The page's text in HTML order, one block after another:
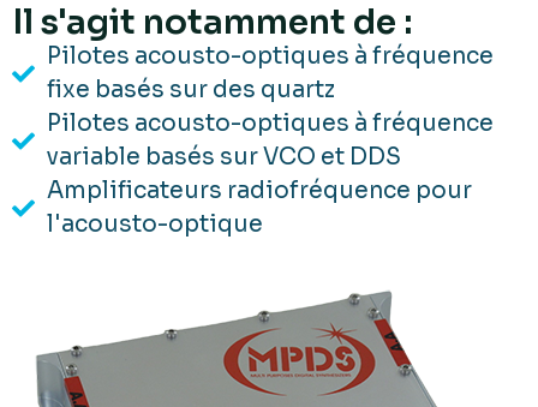
Il s'agit notamment de :
Pilotes acousto-optiques à fréquence
fixe basés sur des quartz
Pilotes acousto-optiques à fréquence
variable basés sur VCO et DDS
Amplificateurs radiofréquence pour
l'acousto-optique